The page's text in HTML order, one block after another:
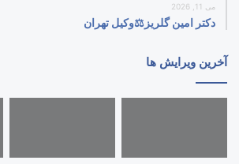
می 11, 2026
دکتر امین گلریز⚖️وکیل تهران
آخرین ویرایش ها